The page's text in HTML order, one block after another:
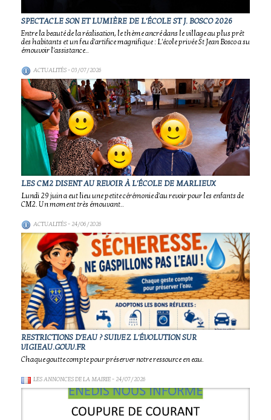
SPECTACLE SON ET LUMIÈRE DE L'ÉCOLE ST J. BOSCO 2026
Entre la beauté de la réalisation, le thème ancré dans le village au plus prêt
des habitants et un feu d'artifice magnifique : L'école privée St Jean Bosco a su
émouvoir l'assistance..
ACTUALITÉS- 03/07/2026
LES CM2 DISENT AU REVOIR À L'ÉCOLE DE MARLIEUX
Lundi 29 juin a eut lieu une petite cérémonie d'au revoir pour les enfants de
CM2. Un moment très émouvant..
ACTUALITÉS- 24/06/2026
RESTRICTIONS D'EAU ? SUIVEZ L'ÉVOLUTION SUR
VIGIEAU.GOUV.FR
Chaque goutte compte pour préserver notre ressource en eau.
LES ANNONCES DE LA MAIRIE- 24/07/2026